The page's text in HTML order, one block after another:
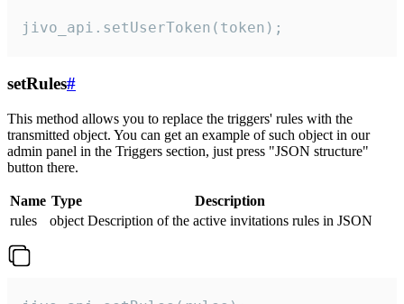
jivo_api.setUserToken(token);
setRules#
This method allows you to replace the triggers' rules with the
transmitted object. You can get an example of such object in our
admin panel in the Triggers section, just press "JSON structure"
button there.
Name Type
Description
rules
object Description of the active invitations rules in JSON